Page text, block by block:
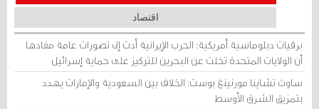
اقتصاد
برقيات دبلوماسية أمريكية: الحرب الإيرانية أدت إلى تصورات عامة مفادها
أن الولايات المتحدة تخلت عن البحرين للتركيز على حماية إسرائيل
ساوث تشاينا مورنينغ بوست: الخلاف بين السعودية والإمارات يهدد
بتمزيق الشرق الأوسط